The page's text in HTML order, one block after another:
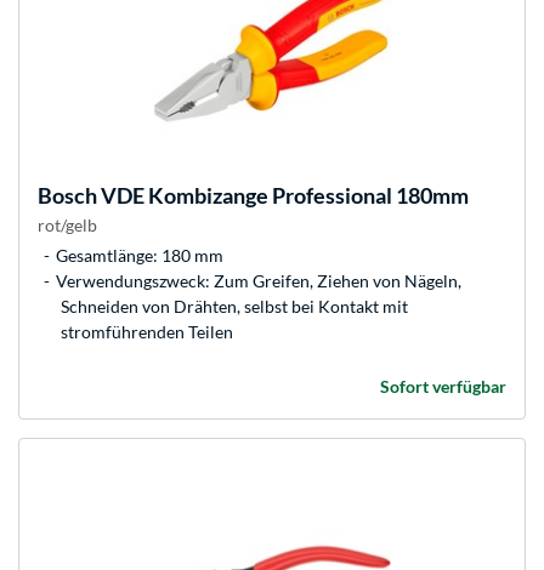
BoschVDE Kombizange Professional 180mm
rot/gelb
Gesamtlänge: 180 mm
Verwendungszweck: Zum Greifen, Ziehen von Nägeln,
Schneiden von Drähten, selbst bei Kontakt mit
stromführenden Teilen
Sofort verfügbar